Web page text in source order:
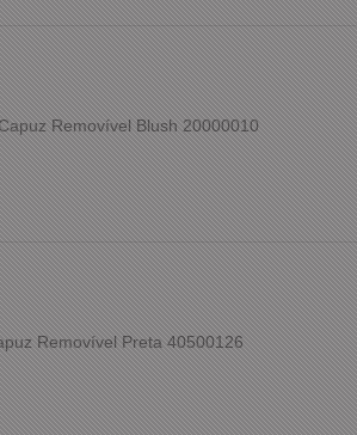
Removível Blush 20000010
Removível Preta 40500126